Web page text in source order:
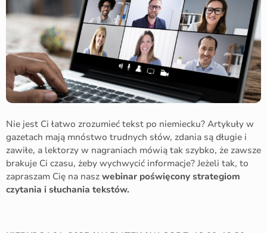
Nie jest Ci łatwo zrozumieć tekst po niemiecku? Artykuły w
gazetach mają mnóstwo trudnych słów, zdania są długie i
zawiłe, a lektorzy w nagraniach mówią tak szybko, że zawsze
brakuje Ci czasu, żeby wychwycić informacje? Jeżeli tak, to
zapraszam Cię na nasz webinar poświęcony strategiom
czytania i słuchania tekstów.